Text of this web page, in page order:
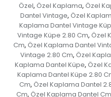
Özel, Özel Kaplama, Özel
Dantel Vintage, Özel
Kaplama Dantel Vintage
Vintage Küpe 2.80 Cm, Özel
Cm, Özel Kaplama Dantel
Vintage 2.80 Cm, Özel
Kaplama Dantel Küpe, Özel
Kaplama Dantel Küpe 2.80
Cm, Özel Kaplama Dantel
Cm, Özel Kaplama Dantel Cm